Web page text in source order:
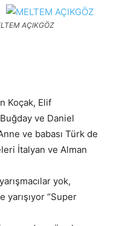
AÇIKGÖZ
Koçak, Elif
ve Daniel
ve babası Türk de
İtalyan ve Alman
yok,
“Super